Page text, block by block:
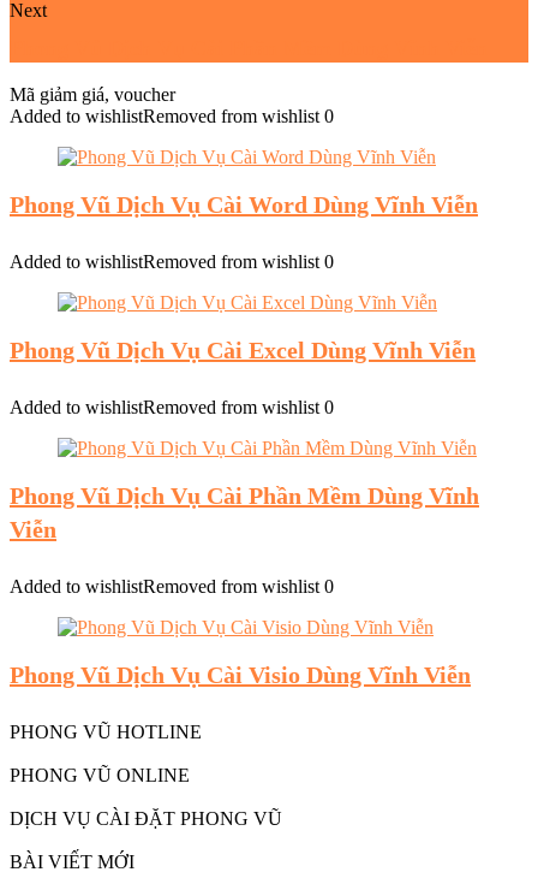
Next
Mã giảm giá, voucher
Added to wishlistRemoved from wishlist 0
Phong Vũ Dịch Vụ Cài Word Dùng Vĩnh Viễn
Added to wishlistRemoved from wishlist 0
Phong Vũ Dịch Vụ Cài Excel Dùng Vĩnh Viễn
Added to wishlistRemoved from wishlist 0
Phong Vũ Dịch Vụ Cài Phần Mềm Dùng Vĩnh
Viễn
Added to wishlistRemoved from wishlist 0
Phong Vũ Dịch Vụ Cài Visio Dùng Vĩnh Viễn
PHONG VŨ HOTLINE
PHONG VŨ ONLINE
DỊCH VỤ CÀI ĐẶT PHONG VŨ
BÀI VIẾT MỚI